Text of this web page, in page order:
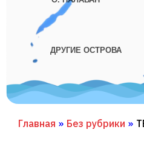
ДРУГИЕ ОСТРОВА
Главная » Без рубрики »